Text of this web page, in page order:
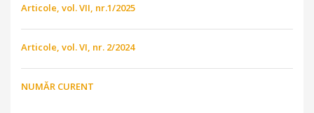
Articole, vol. VII, nr.1/2025
Articole, vol. VI, nr. 2/2024
NUMĂR CURENT